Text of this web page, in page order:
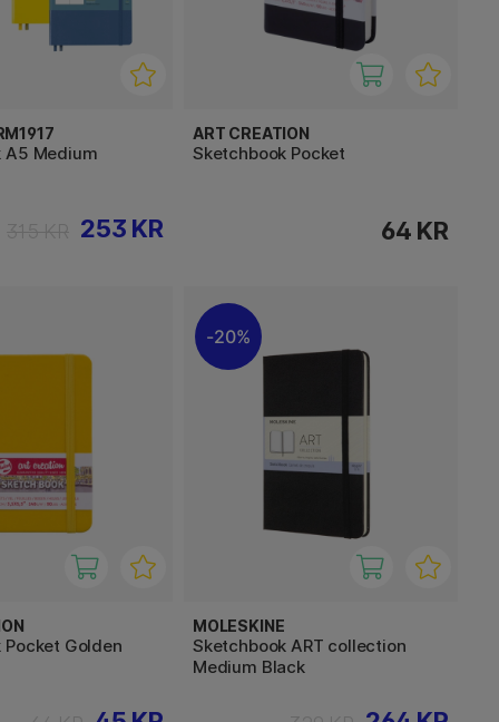
A5 Medium
253 KR
ART CREATION
Sketchbook Pocket
64 KR
Golden
20%
MOLESKINE
Sketchbook ART collection
Medium Black